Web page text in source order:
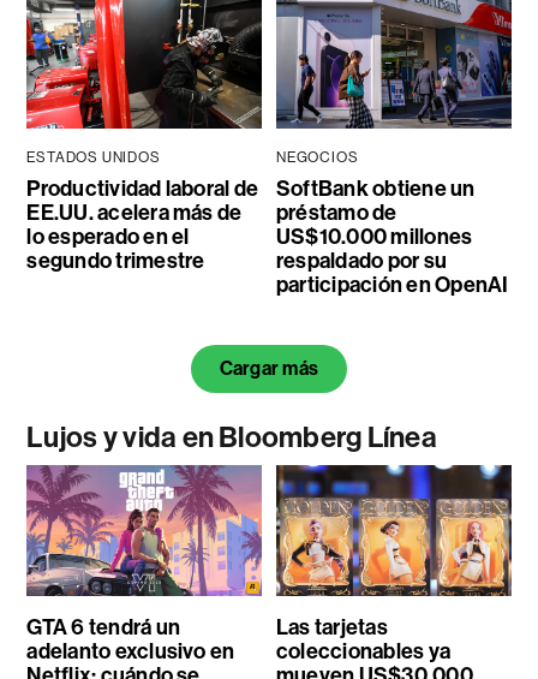
ESTADOS UNIDOS
Productividad laboral de
EE.UU. acelera más de
lo esperado en el
segundo trimestre
NEGOCIOS
SoftBank obtiene un
préstamo de
US$10.000 millones
respaldado por su
participación en OpenAI
Cargar más
Lujos y vida en Bloomberg Línea
GTA 6 tendrá un
adelanto exclusivo en
Las tarjetas
coleccionables ya